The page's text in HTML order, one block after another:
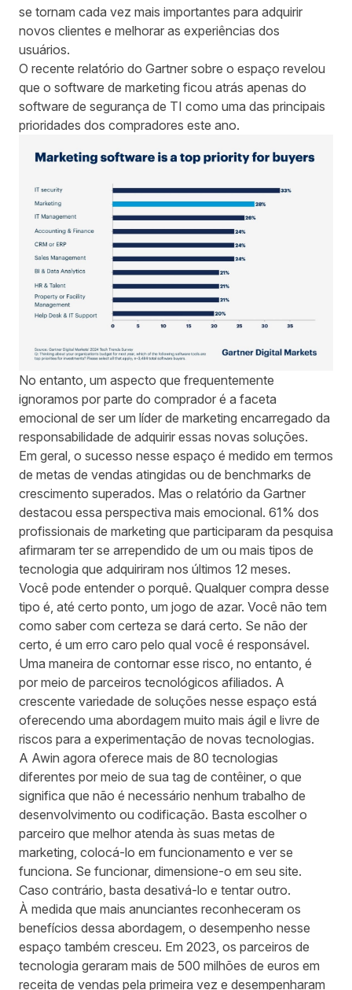
se tornam cada vez mais importantes para adquirir
novos clientes e melhorar as experiências dos
usuários.
O recente relatório do Gartner sobre o espaço revelou
que o software de marketing ficou atrás apenas do
software de segurança de TI como uma das principais
prioridades dos compradores este ano.
No entanto, um aspecto que frequentemente
ignoramos por parte do comprador é a faceta
emocional de ser um líder de marketing encarregado da
responsabilidade de adquirir essas novas soluções.
Em geral, o sucesso nesse espaço é medido em termos
de metas de vendas atingidas ou de benchmarks de
crescimento superados. Mas o relatório da Gartner
destacou essa perspectiva mais emocional. 61% dos
profissionais de marketing que participaram da pesquisa
afirmaram ter se arrependido de um ou mais tipos de
tecnologia que adquiriram nos últimos 12 meses.
Você pode entender o porquê. Qualquer compra desse
tipo é, até certo ponto, um jogo de azar. Você não tem
como saber com certeza se dará certo. Se não der
certo, é um erro caro pelo qual você é responsável.
Uma maneira de contornar esse risco, no entanto, é
por meio de parceiros tecnológicos afiliados. A
crescente variedade de soluções nesse espaço está
oferecendo uma abordagem muito mais ágil e livre de
riscos para a experimentação de novas tecnologias.
A Awin agora oferece mais de 80 tecnologias
diferentes por meio de sua tag de contêiner, o que
significa que não é necessário nenhum trabalho de
desenvolvimento ou codificação. Basta escolher o
parceiro que melhor atenda às suas metas de
marketing, colocá-lo em funcionamento e ver se
funciona. Se funcionar, dimensione-o em seu site.
Caso contrário, basta desativá-lo e tentar outro.
À medida que mais anunciantes reconheceram os
benefícios dessa abordagem, o desempenho nesse
espaço também cresceu. Em 2023, os parceiros de
tecnologia geraram mais de 500 milhões de euros em
receita de vendas pela primeira vez e desempenharam